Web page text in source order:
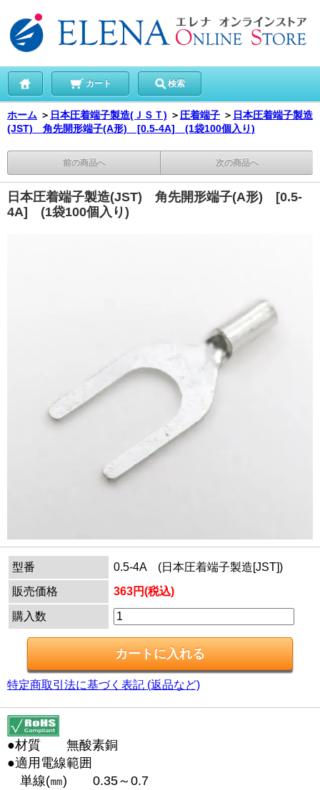
カート 検索
ホーム ＞ 日本圧着端子製造(ＪＳＴ) ＞ 圧着端子 ＞ 日本圧着端子製造
(JST) 角先開形端子(A形) [0.5-4A] (1袋100個入り)
前の商品へ 次の商品へ
日本圧着端子製造(JST) 角先開形端子(A形) [0.5-
4A] (1袋100個入り)
型番
0.5-4A (日本圧着端子製造[JST])
販売価格
363円(税込)
購入数
特定商取引法に基づく表記 (返品など)
●材質 無酸素銅
●適用電線範囲
単線(㎜) 0.35～0.7